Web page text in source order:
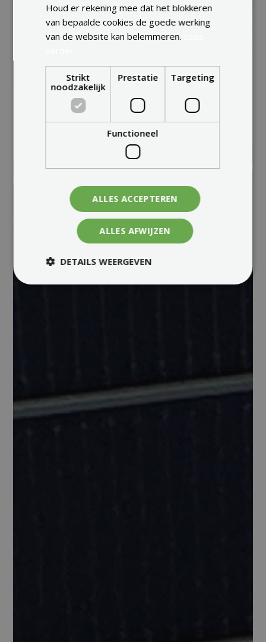
Houd er rekening mee dat het blokkeren
van bepaalde cookies de goede werking
van de website kan belemmeren.
Strikt
noodzakelijk
Prestatie Targeting
Functioneel
ALLES ACCEPTEREN
ALLES AFWIJZEN
DETAILS WEERGEVEN